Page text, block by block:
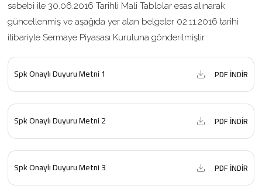
sebebi ile 30.06.2016 Tarihli Mali Tablolar esas alınarak
güncellenmiş ve aşağıda yer alan belgeler 02.11.2016 tarihi
itibariyle Sermaye Piyasası Kuruluna gönderilmiştir.
Spk Onaylı Duyuru Metni 1 PDF İNDİR
Spk Onaylı Duyuru Metni 2 PDF İNDİR
Spk Onaylı Duyuru Metni 3 PDF İNDİR